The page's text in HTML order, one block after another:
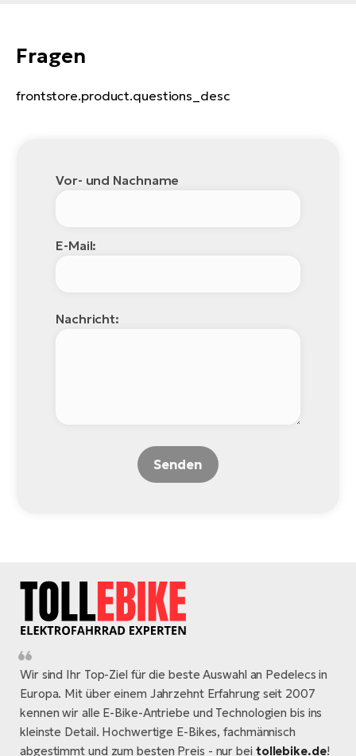
Fragen
frontstore.product.questions_desc
Vor- und Nachname
E-Mail:
Nachricht:
Senden
Wir sind Ihr Top-Ziel für die beste Auswahl an Pedelecs in
Europa. Mit über einem Jahrzehnt Erfahrung seit 2007
kennen wir alle E-Bike-Antriebe und Technologien bis ins
kleinste Detail. Hochwertige E-Bikes, fachmännisch
abgestimmt und zum besten Preis - nur bei tollebike.de!